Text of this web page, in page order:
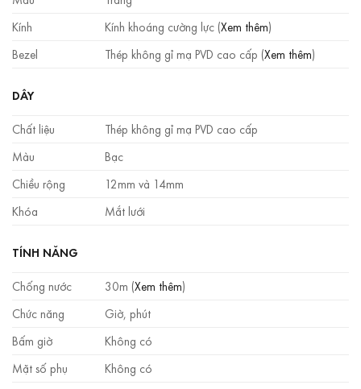
Kính
Kính khoáng cường lực (Xem thêm)
Bezel
Thép không gỉ mạ PVD cao cấp (Xem thêm)
DÂY
Chất liệu
Thép không gỉ mạ PVD cao cấp
Màu
Bạc
Chiều rộng
12mm và 14mm
Khóa
Mắt lưới
TÍNH NĂNG
Chống nước
30m (Xem thêm)
Chức năng
Giờ, phút
Bấm giờ
Không có
Mặt số phụ
Không có